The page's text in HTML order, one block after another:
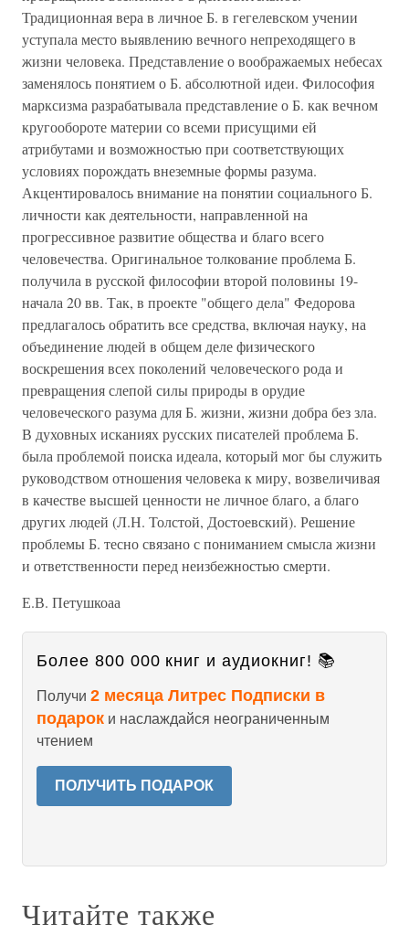
Традиционная вера в личное Б. в гегелевском учении
уступала место выявлению вечного непреходящего в
жизни человека. Представление о воображаемых небесах
заменялось понятием о Б. абсолютной идеи. Философия
марксизма разрабатывала представление о Б. как вечном
кругообороте материи со всеми присущими ей
атрибутами и возможностью при соответствующих
условиях порождать внеземные формы разума.
Акцентировалось внимание на понятии социального Б.
личности как деятельности, направленной на
прогрессивное развитие общества и благо всего
человечества. Оригинальное толкование проблема Б.
получила в русской философии второй половины 19-
начала 20 вв. Так, в проекте "общего дела" Федорова
предлагалось обратить все средства, включая науку, на
объединение людей в общем деле физического
воскрешения всех поколений человеческого рода и
превращения слепой силы природы в орудие
человеческого разума для Б. жизни, жизни добра без зла.
В духовных исканиях русских писателей проблема Б.
была проблемой поиска идеала, который мог бы служить
руководством отношения человека к миру, возвеличивая
в качестве высшей ценности не личное благо, а благо
других людей (Л.Н. Толстой, Достоевский). Решение
проблемы Б. тесно связано с пониманием смысла жизни
и ответственности перед неизбежностью смерти.
Е.В. Петушкоаа
Более 800 000 книг и аудиокниг! 📚
Получи 2 месяца Литрес Подписки в
подарок и наслаждайся неограниченным
чтением
ПОЛУЧИТЬ ПОДАРОК
Читайте также